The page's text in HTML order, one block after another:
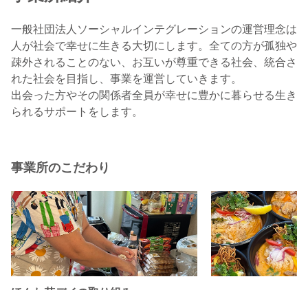
一般社団法人ソーシャルインテグレーションの運営理念は
人が社会で幸せに生きる大切にします。全ての方が孤独や
疎外されることのない、お互いが尊重できる社会、統合さ
れた社会を目指し、事業を運営していきます。
出会った方やその関係者全員が幸せに豊かに暮らせる生き
られるサポートをします。
事業所のこだわり